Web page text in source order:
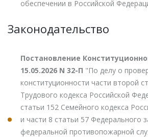
обеспечении в Российской
Законодательство
Постановление
15.05.2026 N 32-П "По делу о
конституционности части второй
Трудового кодекса Российской
статьи 152 Семейного кодекса
и части 8 статьи 57 Федерального
федеральной противопожарной